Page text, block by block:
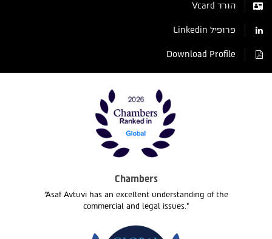
הורד Vcard
פרופיל Linkedin
Download Profile
Chambers
"Asaf Avtuvi has an excellent understanding of the
commercial and legal issues."